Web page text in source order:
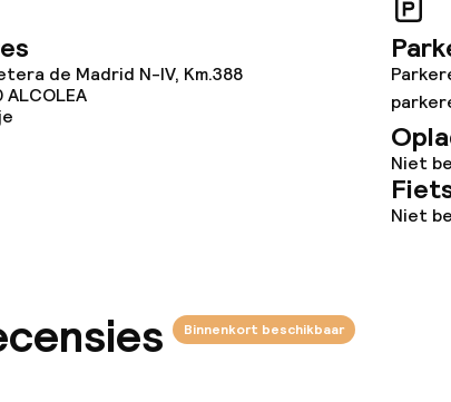
de Madrid N-IV, Km.388
ALCOLEA
Niet
Niet
Binnenkort beschikbaar